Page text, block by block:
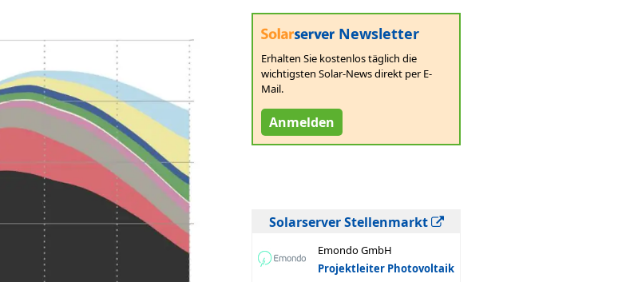
Newsletter
Erhalten Sie kostenlos täglich die
wichtigsten Solar-News direkt per E-
Mail.
Anmelden
Solarserver Stellenmarkt